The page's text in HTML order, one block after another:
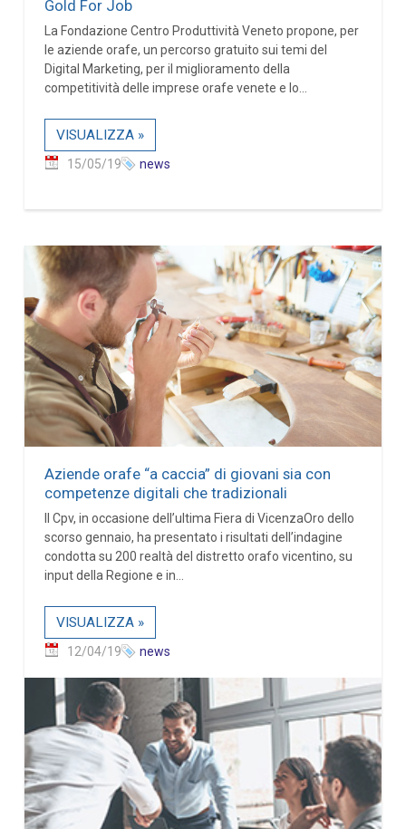
Gold For Job
La Fondazione Centro Produttività Veneto propone, per
le aziende orafe, un percorso gratuito sui temi del
Digital Marketing, per il miglioramento della
competitività delle imprese orafe venete e lo...
VISUALIZZA »
15/05/19 news
Aziende orafe “a caccia” di giovani sia con
competenze digitali che tradizionali
Il Cpv, in occasione dell’ultima Fiera di VicenzaOro dello
scorso gennaio, ha presentato i risultati dell’indagine
condotta su 200 realtà del distretto orafo vicentino, su
input della Regione e in...
VISUALIZZA »
12/04/19 news